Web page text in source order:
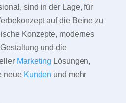
sind in der Lage, für
auf die Beine zu
Konzepte, modernes
und die
Marketing Lösungen,
neue Kunden und mehr